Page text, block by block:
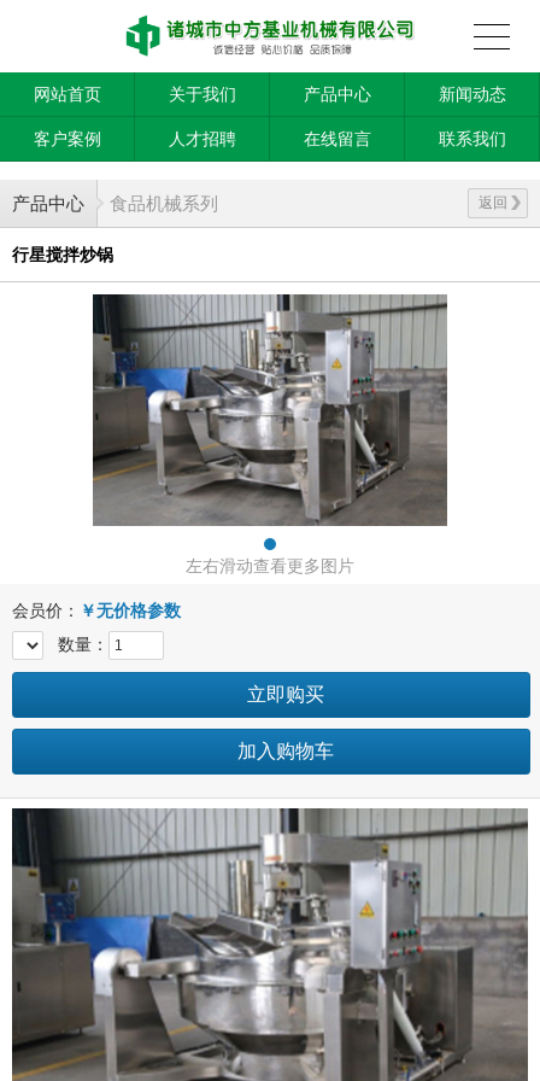
网站首页 关于我们 产品中心 新闻动态
客户案例 人才招聘 在线留言 联系我们
产品中心 返回
食品机械系列
行星搅拌炒锅
左右滑动查看更多图片
会员价： ￥无价格参数
数量：
立即购买
加入购物车